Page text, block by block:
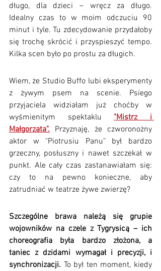
długo, dla dzieci – wręcz za długo.
Idealny czas to w moim odczuciu 90
minut i tyle. Tu zdecydowanie przydałoby
się trochę skrócić i przyspieszyć tempo.
Kilka scen było po prostu za długich.
Wiem, że Studio Buffo lubi eksperymenty
z żywym psem na scenie. Psiego
przyjaciela widziałam już choćby w
wyśmienitym spektaklu "Mistrz i
Małgorzata". Przyznaję, że czworonożny
aktor w "Piotrusiu Panu" był bardzo
grzeczny, posłuszny i nawet szczekał w
punkt. Ale cały czas zastanawiałam się:
czy to na pewno konieczne, aby
zatrudniać w teatrze żywe zwierzę?
Szczególne brawa należą się grupie
wojowników na czele z Tygrysicą – ich
choreografia była bardzo złożona, a
taniec z dzidami wymagał i precyzji, i
synchronizacji. To był ten moment, kiedy